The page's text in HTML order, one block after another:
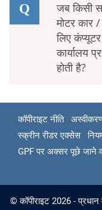
जब किसी
मोटर कार
लिए
कार्यालय
होती है?
कॉपीराइट नीति
स्क्रीन रीडर एक्सेस
GPF पर अक्सर पूछे जाने
© कॉपीराइट 2026 -